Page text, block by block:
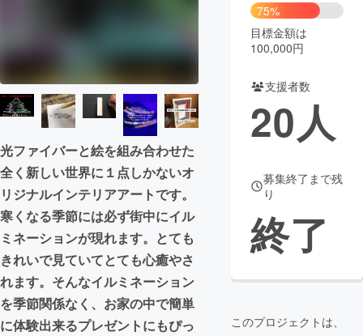
CAMPFIRE for Social Good CAMPFIRE Creation
CAMPFIREふるさと納税machi-ya コミュニティ
光ファイバーと絵を組み合わせた
全く新しい世界に１点しかないオ
リジナルインテリアアートです。
寒くなる季節には必ず街中にイル
ミネーションが現れます。とても
きれいで見ていてとても心癒やさ
れます。そんなイルミネーション
を季節関係なく、お家の中で簡単
に体験出来るプレゼントにもぴっ
75%
目標金額は
100,000円
支援者数
20人
募集終了まで残
り
終了
このプロジェクトは、